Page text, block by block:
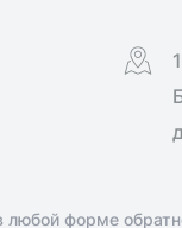
форме